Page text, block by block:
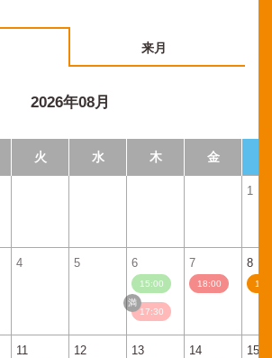
来月
2026年08月
火 水 木 金
1
4 5 6
15:00
17:30
7
18:00
8
11 12 13 14 15